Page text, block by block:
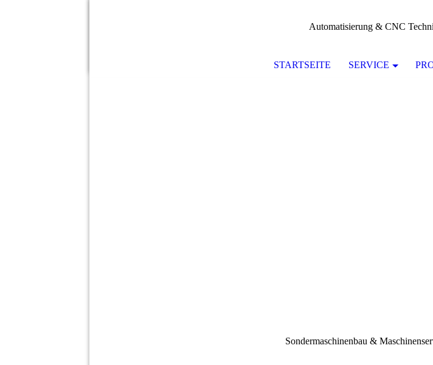
Automatisierung & CNC
STARTSEITE SERVICE
Sondermaschinenbau &